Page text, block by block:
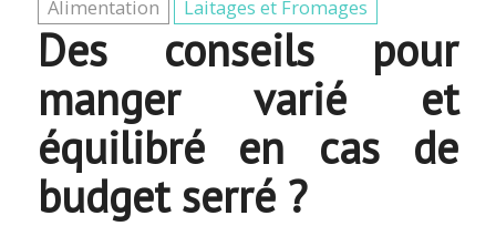
Alimentation Laitages et Fromages
Des conseils pour
manger varié et
équilibré en cas de
budget serré ?